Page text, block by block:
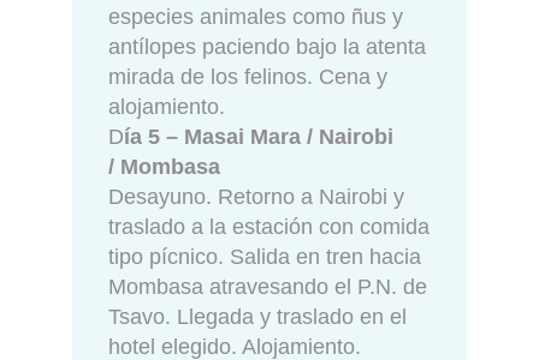
especies animales como ñus y
antílopes paciendo bajo la atenta
mirada de los felinos. Cena y
alojamiento.
Día 5 – Masai Mara / Nairobi
/ Mombasa
Desayuno. Retorno a Nairobi y
traslado a la estación con comida
tipo pícnico. Salida en tren hacia
Mombasa atravesando el P.N. de
Tsavo. Llegada y traslado en el
hotel elegido. Alojamiento.